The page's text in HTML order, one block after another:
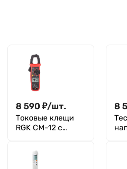
8 590 ₽/шт.
Токовые клещи
RGK CM-12 с
8